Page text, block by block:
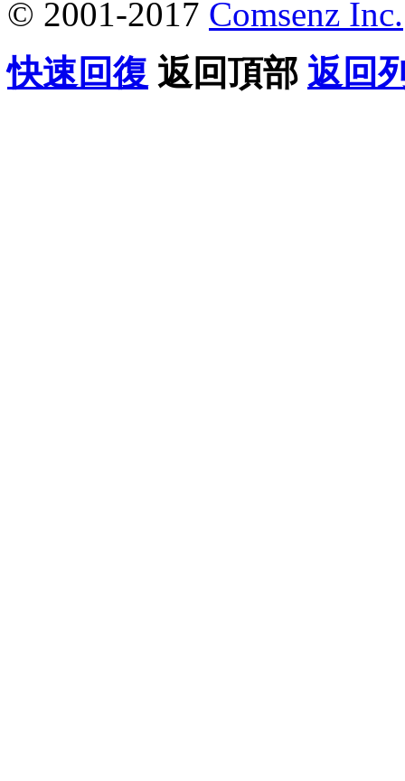
© 2001-2017 Comsenz Inc.
快速回復 返回頂部 返回